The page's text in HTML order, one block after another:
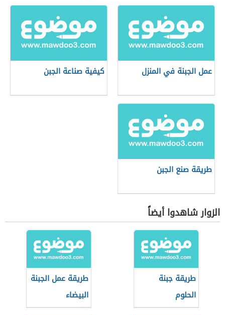
عمل الجبنة في المنزل كيفية صناعة الجبن
طريقة صنع الجبن
الزوار شاهدوا أيضاً
طريقة جبنة
الحلوم
طريقة عمل الجبنة
البيضاء